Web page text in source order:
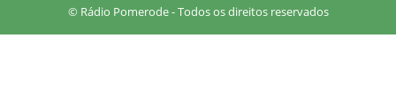
© Rádio Pomerode - Todos os direitos reservados